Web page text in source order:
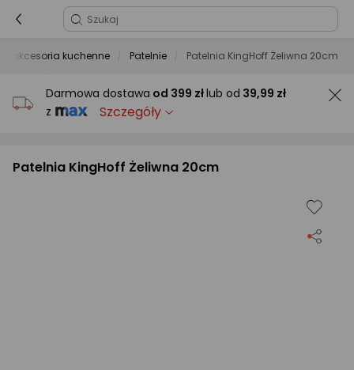
i akcesoria kuchenne Patelnie Patelnia KingHoff Żeliwna 20cm
Darmowa dostawa od 399 złlub od 39,99 zł
z
Szczegóły
Patelnia KingHoff Żeliwna 20cm